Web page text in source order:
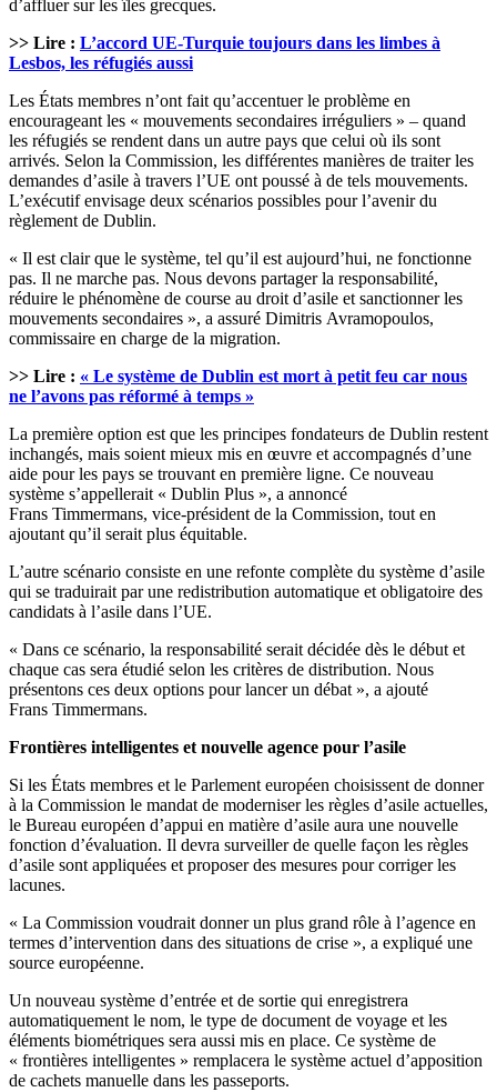
d’affluer sur les îles grecques.
>> Lire : L’accord UE-Turquie toujours dans les limbes à
Lesbos, les réfugiés aussi
Les États membres n’ont fait qu’accentuer le problème en
encourageant les « mouvements secondaires irréguliers » – quand
les réfugiés se rendent dans un autre pays que celui où ils sont
arrivés. Selon la Commission, les différentes manières de traiter les
demandes d’asile à travers l’UE ont poussé à de tels mouvements.
L’exécutif envisage deux scénarios possibles pour l’avenir du
règlement de Dublin.
« Il est clair que le système, tel qu’il est aujourd’hui, ne fonctionne
pas. Il ne marche pas. Nous devons partager la responsabilité,
réduire le phénomène de course au droit d’asile et sanctionner les
mouvements secondaires », a assuré Dimitris Avramopoulos,
commissaire en charge de la migration.
>> Lire : « Le système de Dublin est mort à petit feu car nous
ne l’avons pas réformé à temps »
La première option est que les principes fondateurs de Dublin restent
inchangés, mais soient mieux mis en œuvre et accompagnés d’une
aide pour les pays se trouvant en première ligne. Ce nouveau
système s’appellerait « Dublin Plus », a annoncé
Frans Timmermans, vice-président de la Commission, tout en
ajoutant qu’il serait plus équitable.
L’autre scénario consiste en une refonte complète du système d’asile
qui se traduirait par une redistribution automatique et obligatoire des
candidats à l’asile dans l’UE.
« Dans ce scénario, la responsabilité serait décidée dès le début et
chaque cas sera étudié selon les critères de distribution. Nous
présentons ces deux options pour lancer un débat », a ajouté
Frans Timmermans.
Frontières intelligentes et nouvelle agence pour l’asile
Si les États membres et le Parlement européen choisissent de donner
à la Commission le mandat de moderniser les règles d’asile actuelles,
le Bureau européen d’appui en matière d’asile aura une nouvelle
fonction d’évaluation. Il devra surveiller de quelle façon les règles
d’asile sont appliquées et proposer des mesures pour corriger les
lacunes.
« La Commission voudrait donner un plus grand rôle à l’agence en
termes d’intervention dans des situations de crise », a expliqué une
source européenne.
Un nouveau système d’entrée et de sortie qui enregistrera
automatiquement le nom, le type de document de voyage et les
éléments biométriques sera aussi mis en place. Ce système de
« frontières intelligentes » remplacera le système actuel d’apposition
de cachets manuelle dans les passeports.